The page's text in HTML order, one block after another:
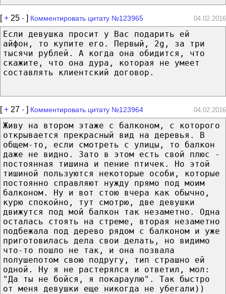
[+ 25 - ] Комментировать цитату №123965 04.02.2016
Если девушка просит у Вас подарить ей
айфон, то купите его. Первый, 2g, за три
тысячи рублей. А когда она обидится, что
скажите, что она дура, которая не умеет
составлять клиентский договор.
[+ 27 - ] Комментировать цитату №123964 04.02.2016
Живy на втором этаже с балконом, с которого
открывается прекрасный вид на деревья. В
общем-то, если смотреть с улицы, то балкон
даже не видно. Зато в этом есть свой плюс -
постоянная тишина и пение птичек. Но этой
тишиной пользуются некоторые особи, которые
постоянно справляют нужду прямо под моим
балконом. Ну и вот стою вчера как обычно,
курю спокойно, тут смотрю, две девушки
движутся под мой балкон так незаметно. Одна
осталась стоять на стреме, вторая незаметно
подбежала под дерево рядом с балконом и уже
приготовилась дела свои делать, но видимо
что-то пошло не так, и она позвала
полушепотом свою подругу, тип страшно ей
одной. Ну я не растерялся и ответил, мол:
"Да ты не бойся, я покараулю". Так быстро
от меня девушки еще никогда не убeгали))